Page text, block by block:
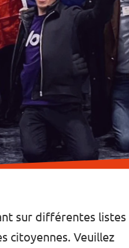
sur différentes listes
citoyennes. Veuillez